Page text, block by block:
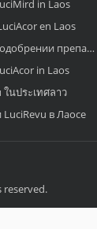
in Laos
en Laos
LuciAcor в Лаосе.
in Laos
ในประเทศลาว
в Лаосе
reserved.